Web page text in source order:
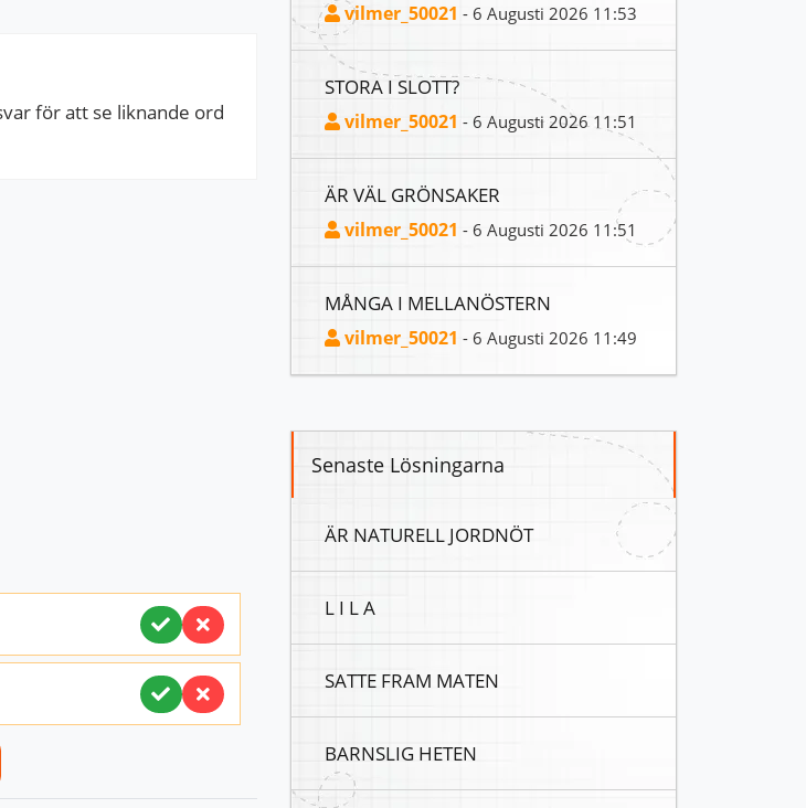
för att se liknande ord
vilmer_50021 - 6 Augusti 2026 11:53
STORA I SLOTT?
vilmer_50021 - 6 Augusti 2026 11:51
ÄR VÄL GRÖNSAKER
vilmer_50021 - 6 Augusti 2026 11:51
MÅNGA I MELLANÖSTERN
vilmer_50021 - 6 Augusti 2026 11:49
Senaste Lösningarna
ÄR NATURELL JORDNÖT
L I L A
SATTE FRAM MATEN
BARNSLIG HETEN